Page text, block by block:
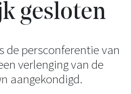
gesloten
de persconferentie van
verlenging van de
aangekondigd.